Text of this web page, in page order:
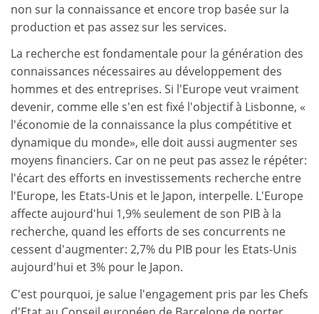
non sur la connaissance et encore trop basée sur la
production et pas assez sur les services.
La recherche est fondamentale pour la génération des
connaissances nécessaires au développement des
hommes et des entreprises. Si l'Europe veut vraiment
devenir, comme elle s'en est fixé l'objectif à Lisbonne, «
l'économie de la connaissance la plus compétitive et
dynamique du monde», elle doit aussi augmenter ses
moyens financiers. Car on ne peut pas assez le répéter:
l'écart des efforts en investissements recherche entre
l'Europe, les Etats-Unis et le Japon, interpelle. L'Europe
affecte aujourd'hui 1,9% seulement de son PIB à la
recherche, quand les efforts de ses concurrents ne
cessent d'augmenter: 2,7% du PIB pour les Etats-Unis
aujourd'hui et 3% pour le Japon.
C'est pourquoi, je salue l'engagement pris par les Chefs